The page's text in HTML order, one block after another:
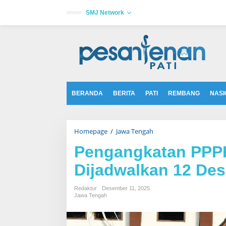
a
SMJ Network
BERANDA BERITA PATI REMBANG
Homepage / Jawa Tengah
g
n
g
n
P
Pengangkatan
Dijadwalkan 12
Redaktur
Desember 11, 2025
Jawa Tengah